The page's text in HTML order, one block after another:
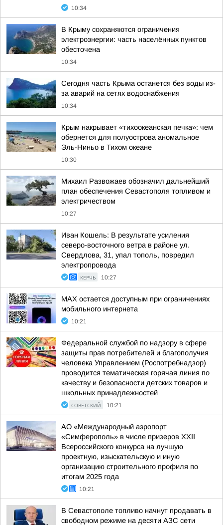
10:34
В Крыму сохраняются ограничения
электроэнергии: часть населённых пунктов
обесточена
10:34
Сегодня часть Крыма останется без воды из-
за аварий на сетях водоснабжения
10:34
Крым накрывает «тихоокеанская печка»: чем
обернется для полуострова аномальное
Эль-Ниньо в Тихом океане
10:30
Михаил Развожаев обозначил дальнейший
план обеспечения Севастополя топливом и
электричеством
10:27
Иван Кошель: В результате усиления
северо-восточного ветра в районе ул.
Свердлова, 31, упал тополь, повредил
электропровода
КЕРЧЬ 10:27
MAX остается доступным при ограничениях
мобильного интернета
10:21
Федеральной службой по надзору в сфере
защиты прав потребителей и благополучия
человека Управлением (Роспотребнадзор)
проводится тематическая горячая линия по
качеству и безопасности детских товаров и
школьных принадлежностей
СОВЕТСКИЙ 10:21
АО «Международный аэропорт
«Симферополь» в числе призеров XXII
Всероссийского конкурса на лучшую
проектную, изыскательскую и иную
организацию строительного профиля по
итогам 2025 года
10:21
В Севастополе топливо начнут продавать в
свободном режиме на десяти АЗС сети